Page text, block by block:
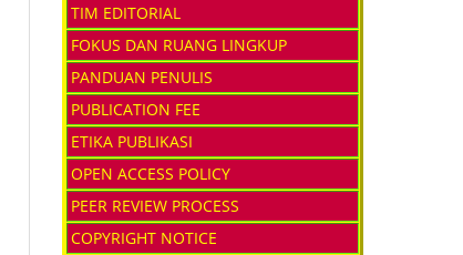
TIM EDITORIAL
FOKUS DAN RUANG LINGKUP
PANDUAN PENULIS
PUBLICATION FEE
ETIKA PUBLIKASI
OPEN ACCESS POLICY
PEER REVIEW PROCESS
COPYRIGHT NOTICE